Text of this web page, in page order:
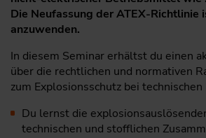
Die Neufassung der ATEX-
anzuwenden.
In diesem Seminar erhältst du einen
über die rechtlichen und normativen
zum ­Explosionsschutz bei
Du lernst die
technischen und stofflichen